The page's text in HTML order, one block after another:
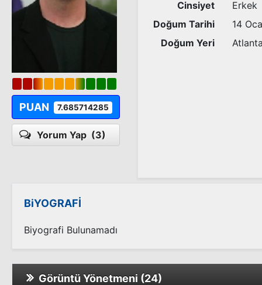
PUAN 7.685714285
Yorum Yap (3)
Cinsiyet
Erkek
Doğum Tarihi
14
Doğum Yeri
BiYOGRAFİ
Biyografi Bulunamadı
Görüntü Yönetmeni (24)